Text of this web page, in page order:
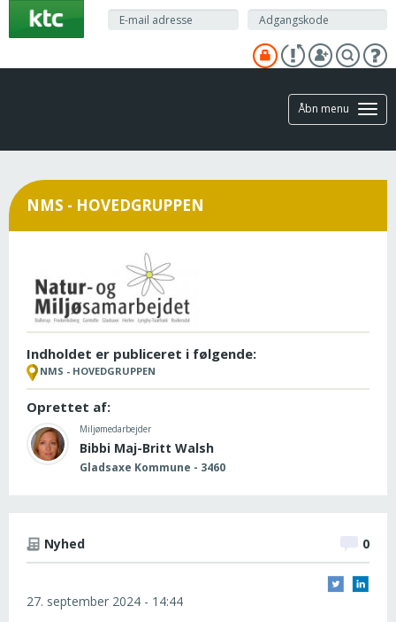
hovedindhold
Åbn menu
NMS - HOVEDGRUPPEN
Indholdet er publiceret i følgende:
NMS - HOVEDGRUPPEN
Oprettet af:
Miljømedarbejder
Bibbi Maj-Britt Walsh
Gladsaxe Kommune - 3460
Nyhed 0
27. september 2024 - 14:44